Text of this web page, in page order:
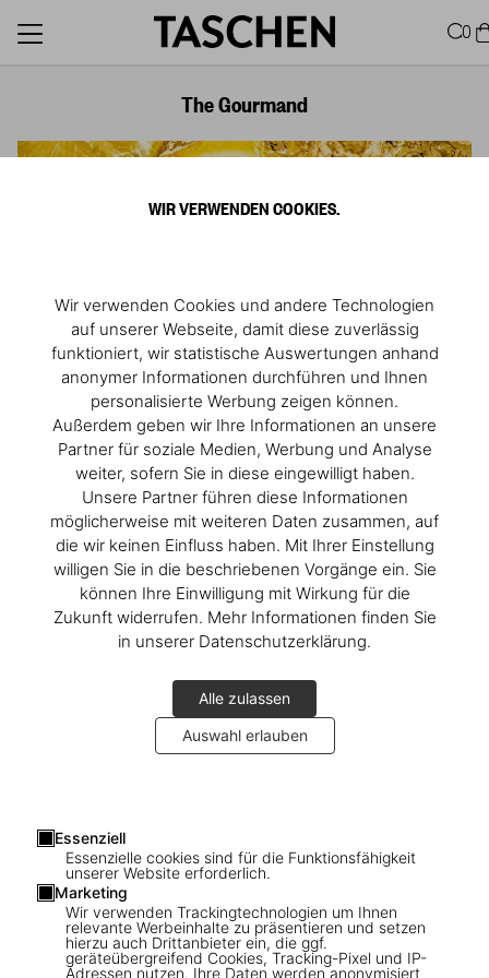
WIR VERWENDEN COOKIES.
Wir verwenden Cookies und andere Technologien
auf unserer Webseite, damit diese zuverlässig
funktioniert, wir statistische Auswertungen anhand
anonymer Informationen durchführen und Ihnen
personalisierte Werbung zeigen können.
Außerdem geben wir Ihre Informationen an unsere
Partner für soziale Medien, Werbung und Analyse
weiter, sofern Sie in diese eingewilligt haben.
Unsere Partner führen diese Informationen
möglicherweise mit weiteren Daten zusammen, auf
die wir keinen Einfluss haben. Mit Ihrer Einstellung
willigen Sie in die beschriebenen Vorgänge ein. Sie
können Ihre Einwilligung mit Wirkung für die
Zukunft widerrufen. Mehr Informationen finden Sie
in unserer Datenschutzerklärung.
Alle zulassen
Auswahl erlauben
Essenziell
Essenzielle cookies sind für die Funktionsfähigkeit
unserer Website erforderlich.
Marketing
Wir verwenden Trackingtechnologien um Ihnen
relevante Werbeinhalte zu präsentieren und setzen
hierzu auch Drittanbieter ein, die ggf.
geräteübergreifend Cookies, Tracking-Pixel und IP-
Adressen nutzen. Ihre Daten werden anonymisiert
0
The Gourmand
The Gourmand’s Lemon
A Collection of Stories and Recipes
How do you like your eggs?
A Collection of Stories and Recipes